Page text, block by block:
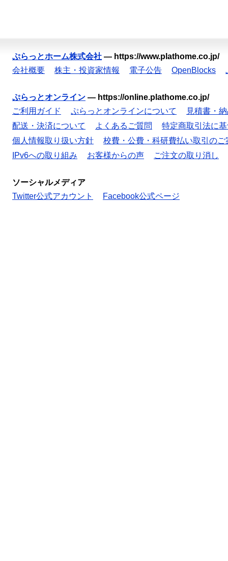
ぷらっとホーム株式会社 — https://www.plathome.co.jp/
会社概要
株主・投資家情報 電子公告 OpenBlocks
ぷらっとオンライン — https://online.plathome.co.jp/
ご利用ガイド
ぷらっとオンラインについて
見積書・
配送・決済について
よくあるご質問
特定商取引法に
個人情報取り扱い方針
校費・公費・科研費払い取引のご
IPv6への取り組み
お客様からの声 ご注文の取り消し
ソーシャルメディア
Twitter公式アカウント
Facebook公式ページ